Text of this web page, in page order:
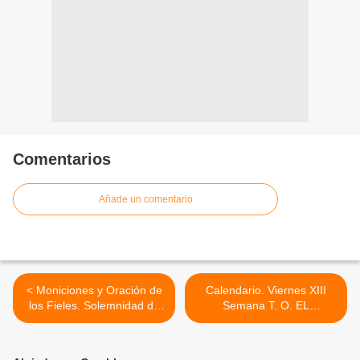
Comentarios
Añade un comentario
< Moniciones y Oración de
los Fieles. Solemnidad de
San Pedro y San Pablo 29
Calendario. Viernes XIII
Semana T. O. EL
SAGRADO CORAZÓN DE